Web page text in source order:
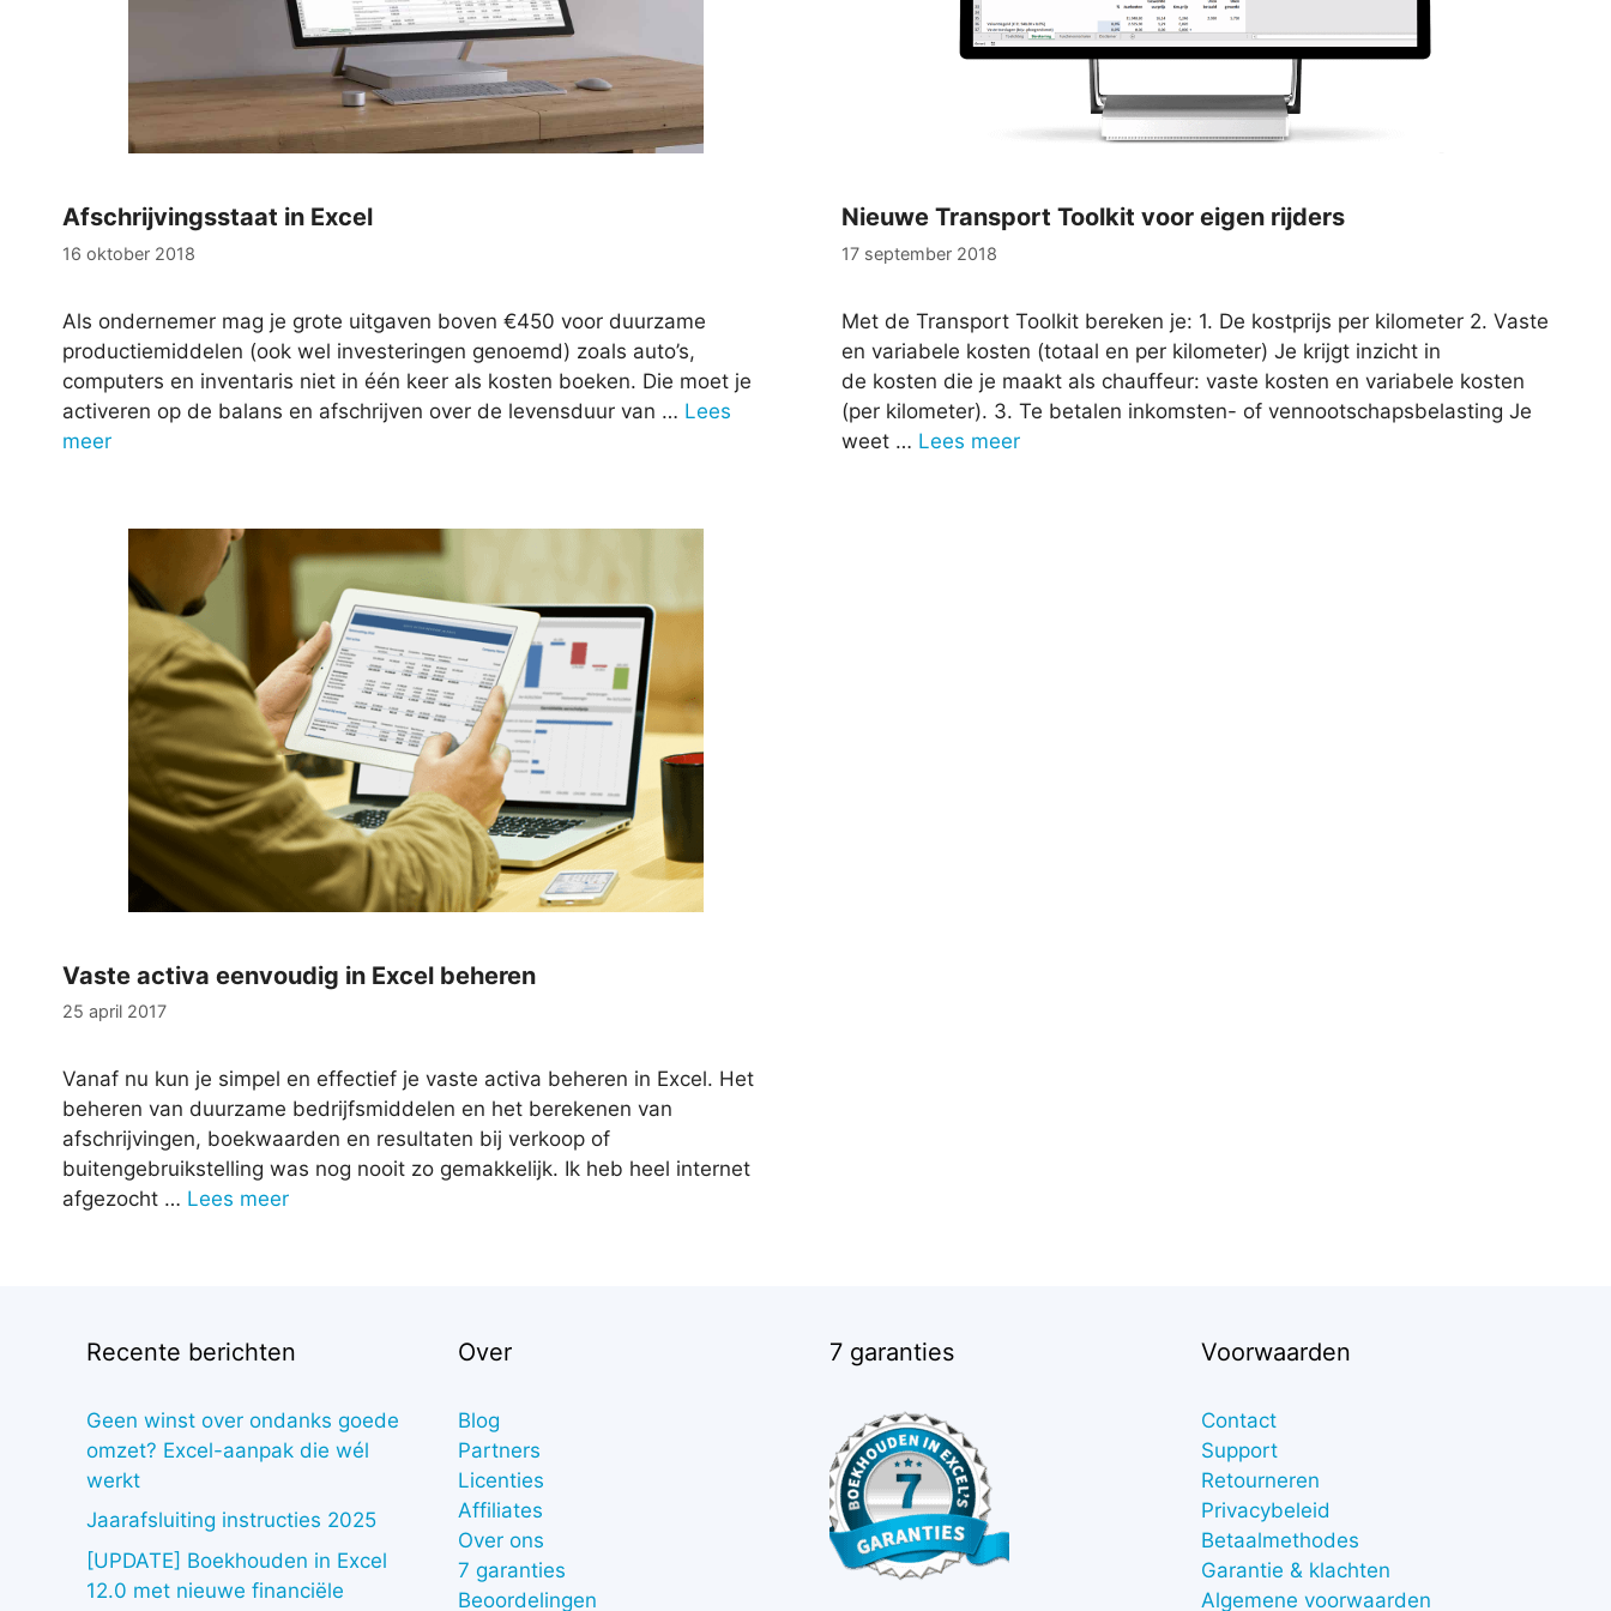
Afschrijvingsstaat in Excel
16 oktober 2018
Als ondernemer mag je grote uitgaven boven €450 voor duurzame
productiemiddelen (ook wel investeringen genoemd) zoals auto’s,
computers en inventaris niet in één keer als kosten boeken. Die moet je
activeren op de balans en afschrijven over de levensduur van … Lees
meer
Nieuwe Transport Toolkit voor eigen rijders
17 september 2018
Met de Transport Toolkit bereken je: 1. De kostprijs per kilometer 2. Vaste
en variabele kosten (totaal en per kilometer) Je krijgt inzicht in
de kosten die je maakt als chauffeur: vaste kosten en variabele kosten
(per kilometer). 3. Te betalen inkomsten- of vennootschapsbelasting Je
weet … Lees meer
Vaste activa eenvoudig in Excel beheren
25 april 2017
Vanaf nu kun je simpel en effectief je vaste activa beheren in Excel. Het
beheren van duurzame bedrijfsmiddelen en het berekenen van
afschrijvingen, boekwaarden en resultaten bij verkoop of
buitengebruikstelling was nog nooit zo gemakkelijk. Ik heb heel internet
afgezocht … Lees meer
Recente berichten
Geen winst over ondanks goede
omzet? Excel-aanpak die wél
werkt
Jaarafsluiting instructies 2025
[UPDATE] Boekhouden in Excel
12.0 met nieuwe financiële
Over
Blog
Partners
Licenties
Affiliates
Over ons
7 garanties
Beoordelingen
7 garanties Voorwaarden
Contact
Support
Retourneren
Privacybeleid
Betaalmethodes
Garantie & klachten
Algemene voorwaarden